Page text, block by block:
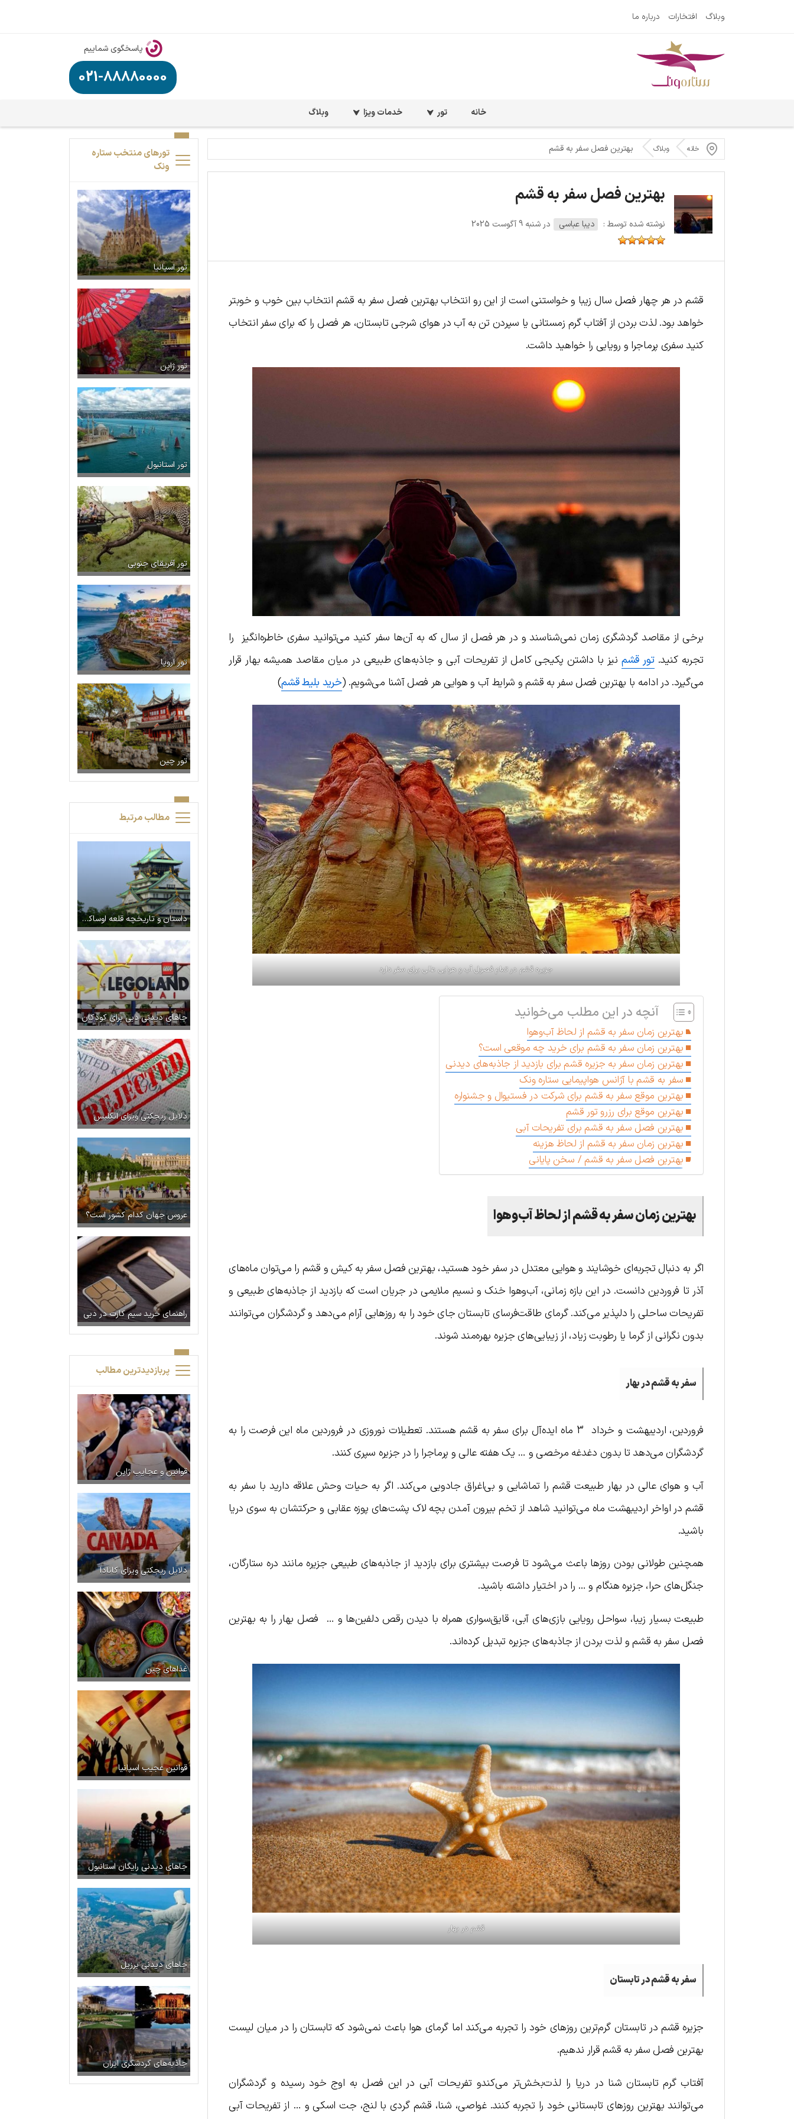
وبلاگ افتخارات درباره ما
پاسخگوی شماییم
021-88880000
خانه تور خدمات ویزا وبلاگ
خانه وبلاگ بهترین فصل سفر به قشم
بهترین فصل سفر به قشم
نوشته شده توسط : دیبا عباسی در شنبه 9 آگوست 2025
قشم در هر چهار فصل سال زیبا و خواستنی است از این رو انتخاب بهترین فصل سفر به قشم انتخاب بین خوب و خوبتر
خواهد بود. لذت بردن از آفتاب گرم زمستانی یا سپردن تن به آب در هوای شرجی تابستان، هر فصل را که برای سفر انتخاب
کنید سفری پرماجرا و رویایی را خواهید داشت.
برخی از مقاصد گردشگری زمان نمی‌شناسند و در هر فصل از سال که به آن‌ها سفر کنید می‌توانید سفری خاطره‌انگیز را
تجربه کنید.تور قشمنیز با داشتن پکیجی کامل از تفریحات آبی و جاذبه‌های طبیعی در میان مقاصد همیشه بهار قرار
می‌گیرد. در ادامه با بهترین فصل سفر به قشم و شرایط آب و هوایی هر فصل آشنا می‌شویم. (خرید بلیط قشم)
جزیره قشم در تمام فصول آب و هوایی عالی برای سفر دارد
آنچه در این مطلب می‌خوانید
بهترین زمان سفر به قشم از لحاظ آب‌وهوا
بهترین زمان سفر به قشم برای خرید چه موقعی است؟
بهترین زمان سفر به جزیره قشم برای بازدید از جاذبه‌های دیدنی
سفر به قشم با آژانس هواپیمایی ستاره ونک
بهترین موقع سفر به قشم برای شرکت در فستیوال و جشنواره
بهترین موقع برای رزرو تور قشم
بهترین فصل سفر به قشم برای تفریحات آبی
بهترین زمان سفر به قشم از لحاظ هزینه
بهترین فصل سفر به قشم / سخن پایانی
بهترین زمان سفر به قشم از لحاظ آب‌وهوا
اگر به دنبال تجربه‌ای خوشایند و هوایی معتدل در سفر خود هستید، بهترین فصل سفر به کیش و قشم را می‌توان ماه‌های
آذر تا فروردین دانست. در این بازه زمانی، آب‌وهوا خنک و نسیم ملایمی در جریان است که بازدید از جاذبه‌های طبیعی و
تفریحات ساحلی را دلپذیر می‌کند. گرمای طاقت‌فرسای تابستان جای خود را به روزهایی آرام می‌دهد و گردشگران می‌توانند
بدون نگرانی از گرما یا رطوبت زیاد، از زیبایی‌های جزیره بهره‌مند شوند.
سفر به قشم در بهار
فروردین، اردیبهشت و خرداد 3 ماه ایده‌آل برای سفر به قشم هستند. تعطیلات نوروزی در فروردین ماه این فرصت را به
گردشگران می‌دهد تا بدون دغدغه مرخصی و … یک هفته عالی و پرماجرا را در جزیره سپری کنند.
آب و هوای عالی در بهار طبیعت قشم را تماشایی و بی‌اغراق جادویی می‌کند. اگر به حیات وحش علاقه دارید با سفر به
قشم در اواخر اردیبهشت ماه می‌توانید شاهد از تخم بیرون آمدن بچه لاک پشت‌های پوزه عقابی و حرکتشان به سوی دریا
باشید.
همچنین طولانی بودن روزها باعث می‌شود تا فرصت بیشتری برای بازدید از جاذبه‌های طبیعی جزیره مانند دره ستارگان،
جنگل‌های حرا، جزیره هنگام و … را در اختیار داشته باشید.
طبیعت بسیار زیبا، سواحل رویایی بازی‌های آبی، قایق‌سواری همراه با دیدن رقص دلفین‌ها و … فصل بهار را به بهترین
فصل سفر به قشم و لذت بردن از جاذبه‌های جزیره تبدیل کرده‌اند.
قشم در بهار
سفر به قشم در تابستان
جزیره قشم در تابستان گرم‌ترین روزهای خود را تجربه می‌کند اما گرمای هوا باعث نمی‌شود که تابستان را در میان لیست
بهترین فصل سفر به قشم قرار ندهیم.
آفتاب گرم تابستان شنا در دریا را لذت‌بخش‌تر می‌کندو تفریحات آبی در این فصل به اوج خود رسیده و گردشگران
می‌توانند بهترین روزهای تابستانی خود را تجربه کنند. غواصی، شنا، قشم گردی با لنج، جت اسکی و … از تفریحات آبی
تورهای منتخب ستاره
ونک
تور اسپانیا
تور ژاپن
تور استانبول
تور آفریقای جنوبی
تور اروپا
تور چین
مطالب مرتبط
داستان و تاریخچه قلعه اوساکا ژاپن
جاهای دیدنی دبی برای کودکان
دلایل ریجکتی ویزای انگلیس
عروس جهان کدام کشور است؟
راهنمای خرید سیم کارت در دبی
پربازدیدترین مطالب
قوانین و عجایب ژاپن
دلایل ریجکتی ویزای کانادا
غذاهای چین
قوانین عجیب اسپانیا
جاهای دیدنی رایگان استانبول
جاهای دیدنی برزیل
جاذبه‌های گردشگری ایران